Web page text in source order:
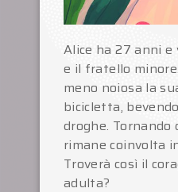
Alice ha 27 anni
e il fratello
meno noiosa la
bicicletta,
droghe. Tornando
rimane coinvolta
Troverà così il
adulta?